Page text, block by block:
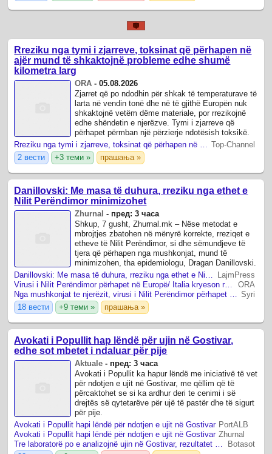
Rreziku nga tymi i zjarreve, toksinat që përhapen në
ajër mund të shkaktojnë probleme edhe shumë
kilometra larg
ORA -05.08.2026
Zjarret që po ndodhin për shkak të temperaturave të
larta në vendin tonë dhe në të gjithë Europën nuk
shkaktojnë vetëm dëme materiale, por rrezikojnë
edhe shëndetin e njerëzve. Tymi i zjarreve që
përhapet përmban një përzierje ndotësish toksikë.
Rreziku nga tymi i zjarreve, toksinat që përhapen në ajër mund të shkaktojnë probleme edhe shumë kilometra larg Top-Channel
2 вести
+3 теми » прашања »
Danillovski: Me masa të duhura, rreziku nga ethet e
Nilit Perëndimor minimizohet
Zhurnal - пред: 3 часа
Shkup, 7 gusht, Zhurnal.mk – Nëse metodat e
mbrojtjes zbatohen në mënyrë korrekte, rreziqet e
etheve të Nilit Perëndimor, si dhe sëmundjeve të
tjera që përhapen nga mushkonjat, mund të
minimizohen, tha epidemiologu, Dragan Danillovski.
Danillovski: Me masa të duhura, rreziku nga ethet e Nilit Perëndimor minimizohet
LajmPress
Virusi i Nilit Perëndimor përhapet në Europë/ Italia kryeson rastet, Greqia regjistron 65 të infektuar dhe 6 viktima
ORA
Nga mushkonjat te njerëzit, virusi i Nilit Perëndimor përhapet në 7 vende të Europës, 94 raste në Itali dhe 6 viktima në Greqi Syri
18 вести
+9 теми » прашања »
Avokati i Popullit hap lëndë për ujin në Gostivar,
edhe sot mbetet i ndaluar për pije
Aktuale - пред: 3 часа
Avokati i Popullit ka hapur lëndë me iniciativë të vet
për ndotjen e ujit në Gostivar, me qëllim që të
përcaktohet se si ka ardhur deri te cenimi i së
drejtës së qytetarëve për ujë të pastër dhe të sigurt
për pije.
Avokati i Popullit hapi lëndë për ndotjen e ujit në Gostivar PortALB
Avokati i Popullit hapi lëndë për ndotjen e ujit në Gostivar Zhurnal
Tre laboratorë po e analizojnë ujin në Gostivar, rezultatet do të dalin brenda 12 orëve
Botasot